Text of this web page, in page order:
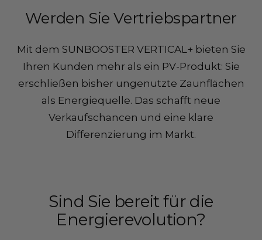
Werden Sie Vertriebspartner
Mit dem SUNBOOSTER VERTICAL+ bieten Sie
Ihren Kunden mehr als ein PV-Produkt: Sie
erschließen bisher ungenutzte Zaunflächen
als Energiequelle. Das schafft neue
Verkaufschancen und eine klare
Differenzierung im Markt.
Sind Sie bereit für die
Energierevolution?